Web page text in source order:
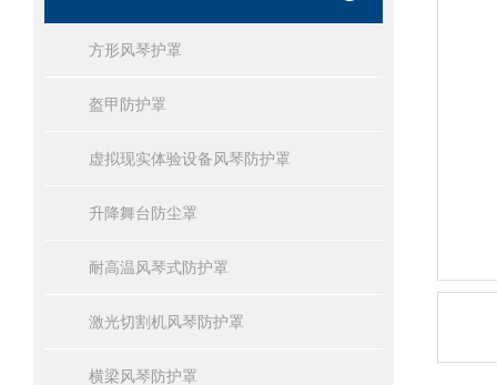
方形风琴护罩
盔甲防护罩
虚拟现实体验设备风琴防护罩
升降舞台防尘罩
耐高温风琴式防护罩
激光切割机风琴防护罩
横梁风琴防护罩